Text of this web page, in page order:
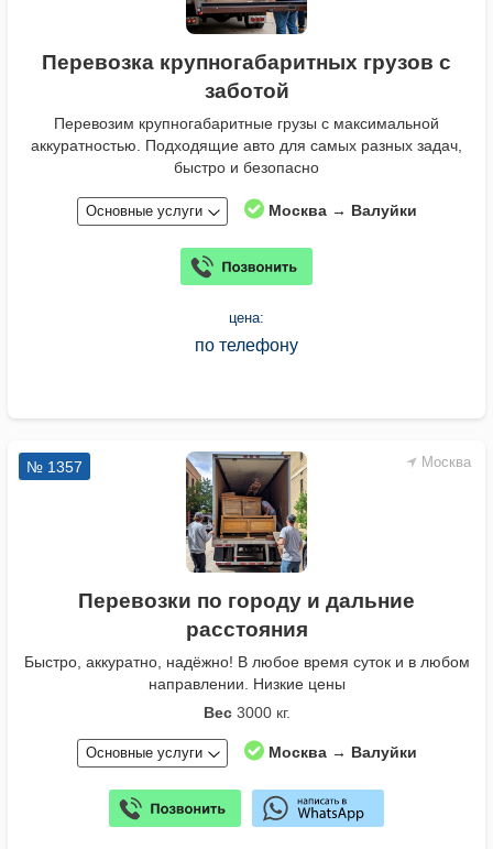
Перевозка крупногабаритных грузов с
заботой
Перевозим крупногабаритные грузы с максимальной
аккуратностью. Подходящие авто для самых разных задач,
быстро и безопасно
Основные услуги Москва → Валуйки
цена:
по телефону
Москва
№ 1357
Перевозки по городу и дальние
расстояния
Быстро, аккуратно, надёжно! В любое время суток и в любом
направлении. Низкие цены
Вес3000 кг.
Основные услуги Москва → Валуйки